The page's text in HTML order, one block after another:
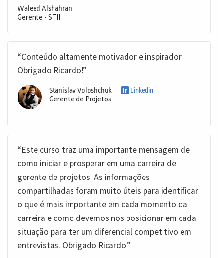
Waleed Alshahrani
Gerente - STII
“Conteúdo altamente motivador e inspirador.
Obrigado Ricardo!”
Stanislav Voloshchuk Linkedin
Gerente de Projetos
“Este curso traz uma importante mensagem de
como iniciar e prosperar em uma carreira de
gerente de projetos. As informações
compartilhadas foram muito úteis para identificar
o que é mais importante em cada momento da
carreira e como devemos nos posicionar em cada
situação para ter um diferencial competitivo em
entrevistas. Obrigado Ricardo.”